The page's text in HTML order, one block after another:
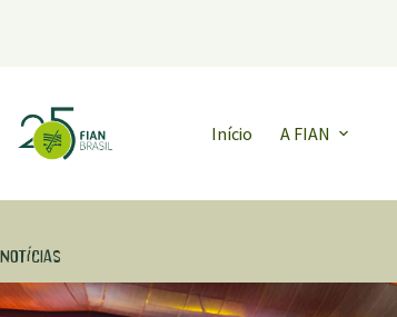
Início A FIAN
Notícias